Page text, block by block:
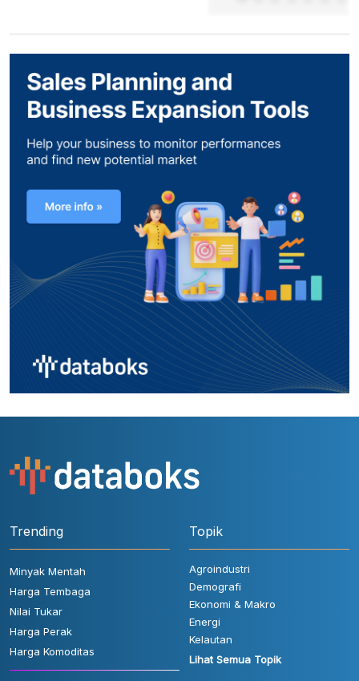
Trending
Minyak Mentah
Harga Tembaga
Nilai Tukar
Harga Perak
Harga Komoditas
Topik
Agroindustri
Demografi
Ekonomi & Makro
Energi
Kelautan
Lihat Semua Topik